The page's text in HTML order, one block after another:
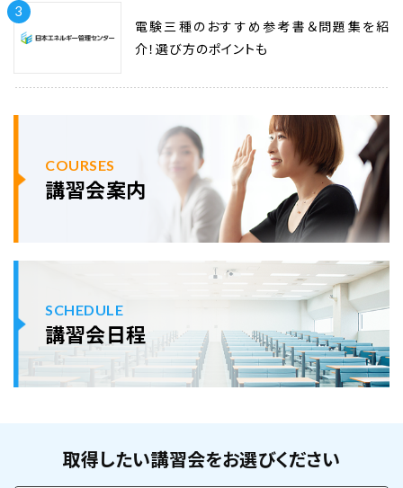
3
電験三種のおすすめ参考書＆問題集を紹
介！選び方のポイントも
COURSES
講習会案内
SCHEDULE
講習会日程
取得したい講習会をお選びください